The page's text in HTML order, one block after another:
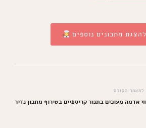
מתכונים נוספים
למאמר הקודם
אדמה מעוכים בתנור קריספיים בטירוף מתכון נדיר